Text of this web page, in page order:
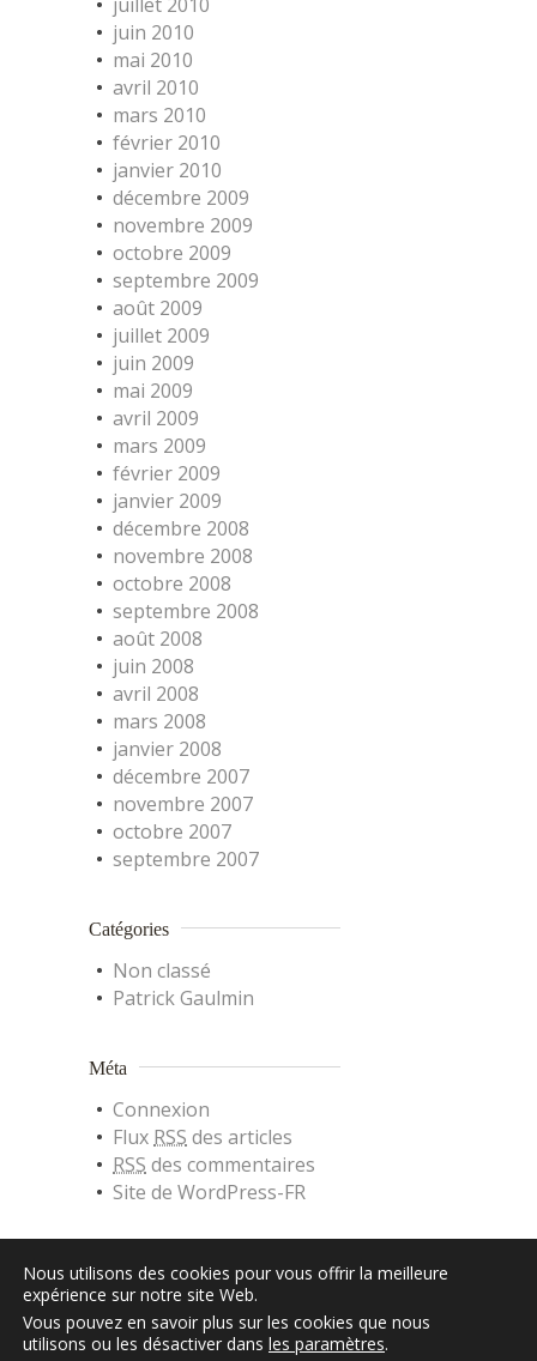
juin 2010
mai 2010
avril 2010
mars 2010
février 2010
janvier 2010
décembre 2009
novembre 2009
octobre 2009
septembre 2009
août 2009
juillet 2009
juin 2009
mai 2009
avril 2009
mars 2009
février 2009
janvier 2009
décembre 2008
novembre 2008
octobre 2008
septembre 2008
août 2008
juin 2008
avril 2008
mars 2008
janvier 2008
décembre 2007
novembre 2007
octobre 2007
septembre 2007
Catégories
Non classé
Patrick Gaulmin
Méta
Connexion
Flux RSS des articles
RSS des commentaires
Site de WordPress-FR
Nous utilisons des cookies pour vous offrir la meilleure
expérience sur notre site Web.
Vous pouvez en savoir plus sur les cookies que nous
utilisons ou les désactiver dans les paramètres.